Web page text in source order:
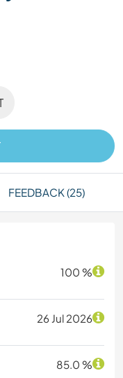
FEEDBACK (25)
100 %
26 Jul 2026
85.0 %